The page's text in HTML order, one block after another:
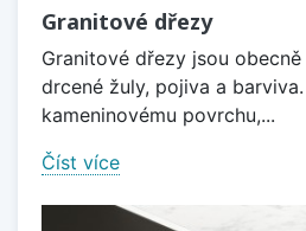
Granitové dřezy
Granitové dřezy jsou
drcené žuly, pojiva a
kameninovému povrchu,...
Číst více